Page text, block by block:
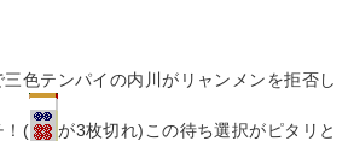
色テンパイの内川がリャンメンを拒否し
！(
が3枚切れ)この待ち選択がピタリと